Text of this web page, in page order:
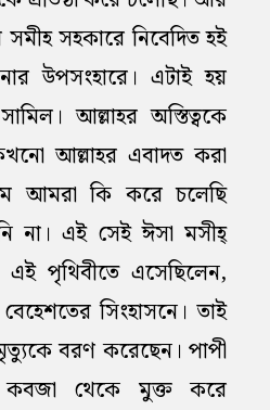
সহকারে নিবেদিত হই
উপসংহারে। এটাই হয়
আল্লাহর অস্তিত্বকে
আল্লাহর এবাদত করা
আমরা কি করে চলেছি
না। এই সেই ঈসা মসীহ্‌
পৃথিবীতে এসেছিলেন,
সিংহাসনে। তাই
বরণ করেছেন। পাপী
কবজা থেকে মুক্ত করে